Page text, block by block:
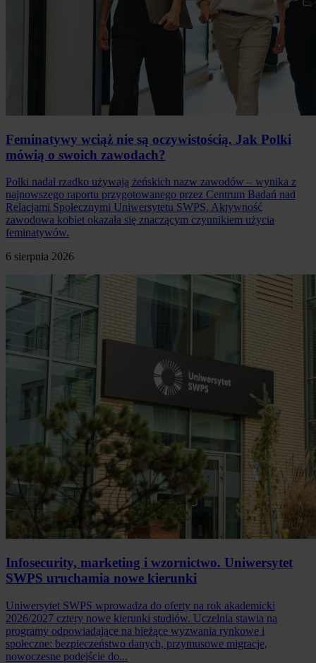
Feminatywy wciąż nie są oczywistością. Jak Polki
mówią o swoich zawodach?
Polki nadal rzadko używają żeńskich nazw zawodów – wynika z
najnowszego raportu przygotowanego przez Centrum Badań nad
Relacjami Społecznymi Uniwersytetu SWPS. Aktywność
zawodowa kobiet okazała się znaczącym czynnikiem użycia
feminatywów.
6 sierpnia 2026
Infosecurity, marketing i wzornictwo. Uniwersytet
SWPS uruchamia nowe kierunki
Uniwersytet SWPS wprowadza do oferty na rok akademicki
2026/2027 cztery nowe kierunki studiów. Uczelnia stawia na
programy odpowiadające na bieżące wyzwania rynkowe i
społeczne: bezpieczeństwo danych, przymusowe migracje,
nowoczesne podejście do...